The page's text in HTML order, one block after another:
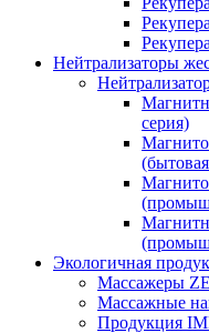
Нейтрализаторы
серия)
Экологичная
Массажеры
Массажные
Продукция